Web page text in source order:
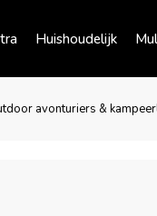
Huishoudelijk
avonturiers &